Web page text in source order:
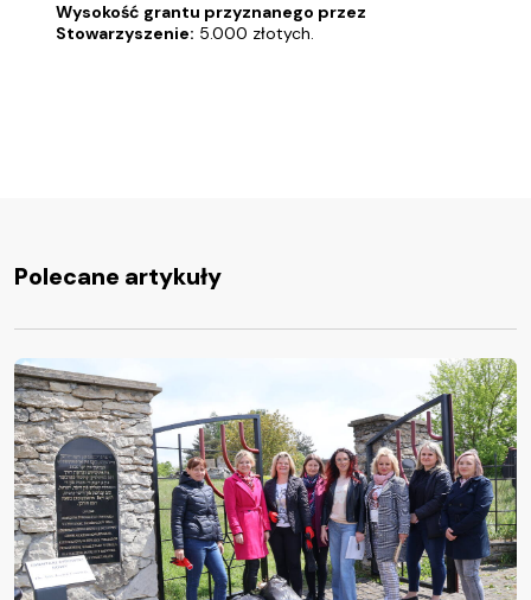
Wysokość grantu przyznanego przez
Stowarzyszenie: 5.000 złotych.
Polecane artykuły